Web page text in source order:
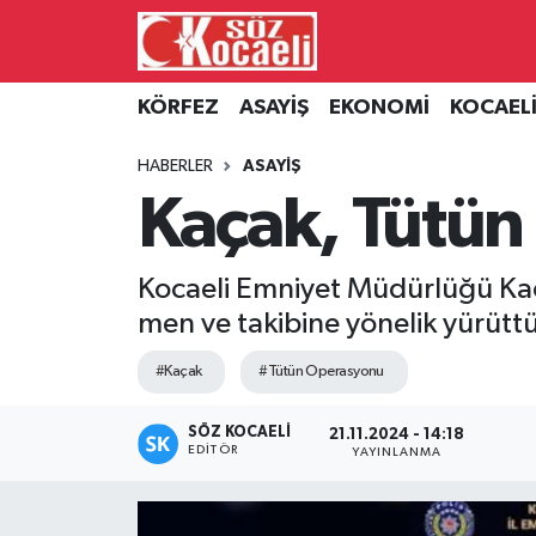
KÖRFEZ ASAYİŞ EKONOMİ KOCAELİ
HABERLER ASAYİŞ
Kaçak,
Kocaeli Emniyet Müdürlüğü
men ve takibine yönelik
#Kaçak #Tütün Operasyonu
SÖZ KOCAELI
EDITÖR
21.11.2024 - 14:18
YAYINLANMA
Kocaeli Nöbetçi Eczaneler
Kocaeli Namaz Vakitleri
Kocaeli Trafik Yoğunluk Haritası
Süper Lig Puan Durumu ve Fikstür
Son Dakika Haberleri